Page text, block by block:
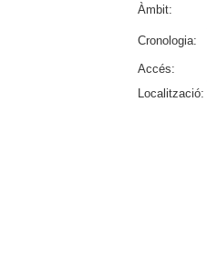
Àmbit:
Cronologia:
Accés:
Localització: